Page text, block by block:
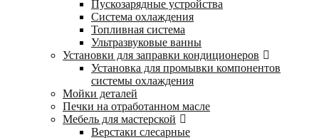
Пускозарядные устройства
Система охлаждения
Топливная система
Ультразвуковые ванны
Установки для заправки кондиционеров
Установка для промывки компонентов
системы охлаждения
Мойки деталей
Печки на отработанном масле
Мебель для мастерской
Верстаки слесарные